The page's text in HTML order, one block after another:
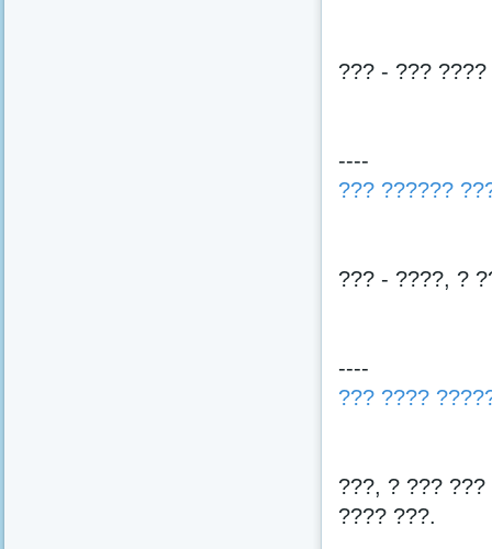
??? - ???
----
??? ??????
??? - ????, ?
----
??? ????
???, ? ???
???? ???.